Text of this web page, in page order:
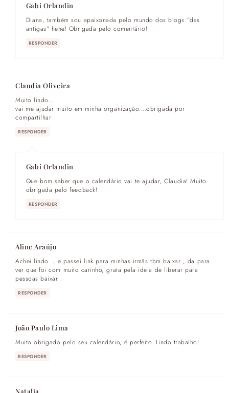
Gabi Orlandin
Diana, também sou apaixonada pelo mundo dos blogs “das
antigas” hehe! Obrigada pelo comentário!
RESPONDER
Claudia Oliveira
Muito lindo…
vai me ajudar muito em minha organização….obrigada por
compartilhar
RESPONDER
Gabi Orlandin
Que bom saber que o calendário vai te ajudar, Claudia! Muito
obrigada pelo feedback!
RESPONDER
Aline Araújo
Achei lindo , e passei link para minhas irmãs tbm baixar , da para
ver que foi com muito carinho, grata pela ideia de liberar para
pessoas baixar .
RESPONDER
João Paulo Lima
Muito obrigado pelo seu calendário, é perfeito. Lindo trabalho!
RESPONDER
Natalia